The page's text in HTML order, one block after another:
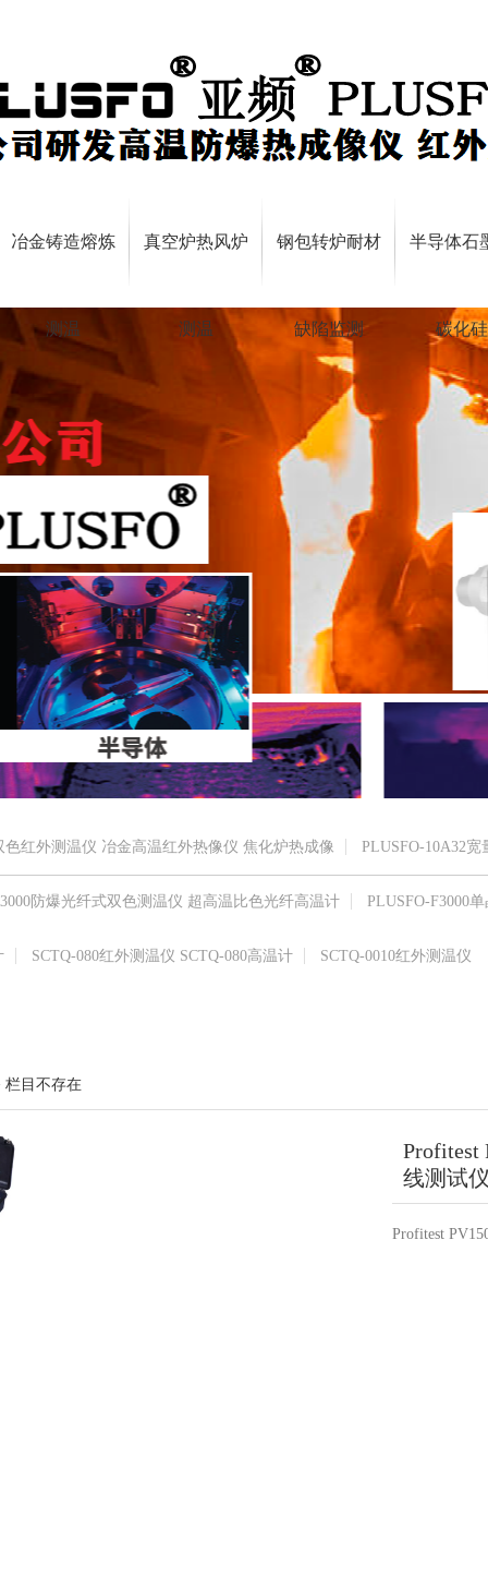
冶金铸造熔炼
测温
真空炉热风炉
测温
钢包转炉耐材
缺陷监测
半导体石
碳化硅
红外测温仪 冶金高温红外热像仪 焦化炉热成像 PLUSFO-10A32宽
防爆光纤式双色测温仪 超高温比色光纤高温计 PLUSFO-F3000
SCTQ-080红外测温仪 SCTQ-080高温计 SCTQ-0010红外测温仪
目不存在
Profitest
线测试
Profitest